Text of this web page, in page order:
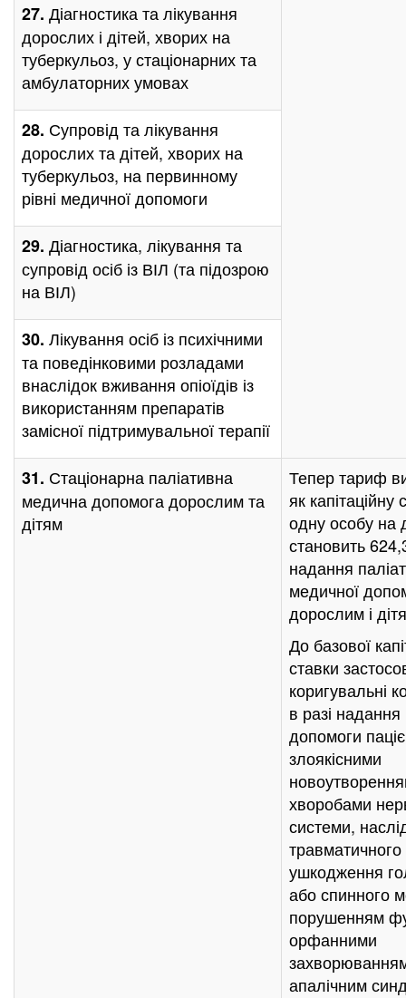
27. Діагностика та лікування
дорослих і дітей, хворих на
туберкульоз, у стаціонарних та
амбулаторних умовах
28. Супровід та лікування
дорослих та дітей, хворих на
туберкульоз, на первинному
рівні медичної допомоги
29. Діагностика, лікування та
супровід осіб із ВІЛ (та підозрою
на ВІЛ)
30. Лікування осіб із психічними
та поведінковими розладами
внаслідок вживання опіоїдів із
використанням препаратів
замісної підтримувальної терапії
31. Стаціонарна паліативна
медична допомога дорослим та
дітям
Тепер тариф
як капітаційну
одну особу на
становить
надання
медичної
дорослим і
До базової
ставки
коригувальні
в разі
допомоги
злоякісними
хворобами
системи,
травматичного
ушкодження
або спинного
порушенням
орфанними
апалічним